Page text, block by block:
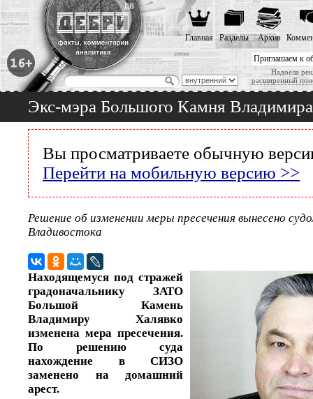
Приглашаем к
Надоела
расширенный
Главная Разделы Архив
Экс-мэра Большого Камня
Вы просматриваете обычную
Перейти на мобильную версию >>
Решение об изменении меры пресечения вынесено
Владивостока
Находящемуся под стражей
градоначальнику ЗАТО
Большой Камень
Владимиру Халявко
изменена мера пресечения.
По решению суда
нахождение в СИЗО
заменено на домашний
арест.